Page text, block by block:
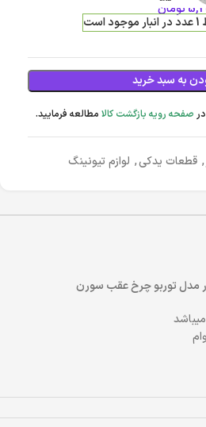
تومان
به سبد خرید
صفحه رویه بازگشت کالا مطالعه فرمایید.
, قطعات یدکی, لوازم تیونینگ